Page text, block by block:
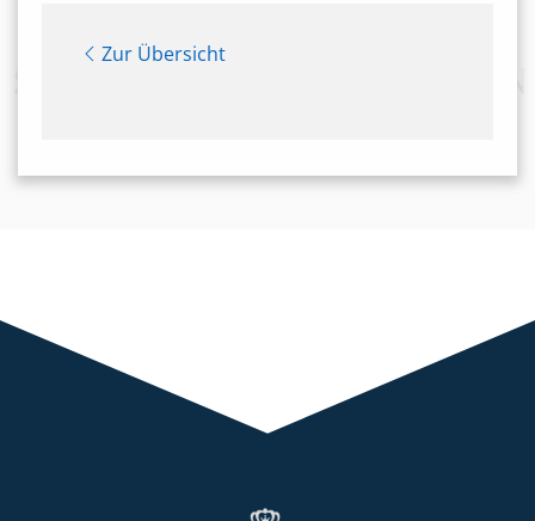
Zur Übersicht